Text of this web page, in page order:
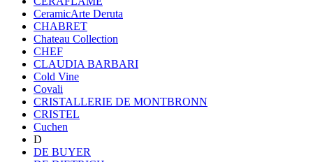
CeramicArte Deruta
CHABRET
Chateau Collection
CHEF
CLAUDIA BARBARI
Cold Vine
Covali
CRISTALLERIE DE MONTBRONN
CRISTEL
Cuchen
D
DE BUYER